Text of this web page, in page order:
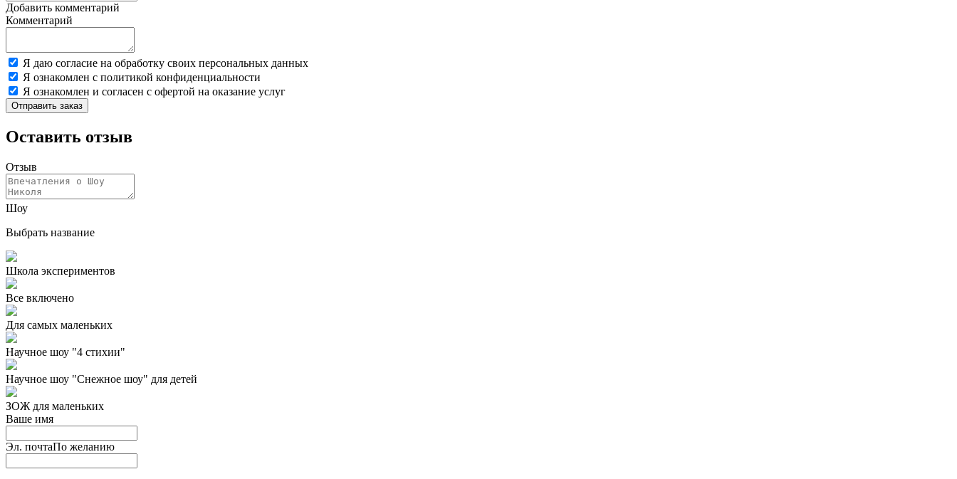
Добавить комментарий
Комментарий
Я даю согласие на обработку своих персональных данных
Я ознакомлен с политикой конфиденциальности
Я ознакомлен и согласен с офертой на оказание услуг
Отправить заказ
Оставить отзыв
Отзыв
Шоу
Выбрать название
Школа экспериментов
Все включено
Для самых маленьких
Научное шоу "4 стихии"
Научное шоу "Снежное шоу" для детей
ЗОЖ для маленьких
Ваше имя
Эл. почтаПо желанию